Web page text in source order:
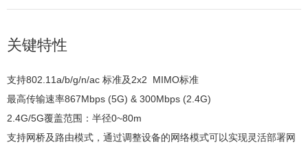
关键特性
支持802.11a/b/g/n/ac 标准及2x2 MIMO标准
最高传输速率867Mbps (5G) & 300Mbps (2.4G)
2.4G/5G覆盖范围：半径0~80m
支持网桥及路由模式，通过调整设备的网络模式可以实现灵活部署网